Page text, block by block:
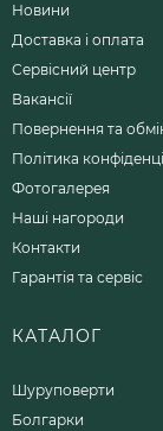
Новини
Доставка і оплата
Сервісний центр
Вакансії
Повернення та
Політика
Фотогалерея
Наші нагороди
Контакти
Гарантія та сервіс
КАТАЛОГ
Шуруповерти
Болгарки